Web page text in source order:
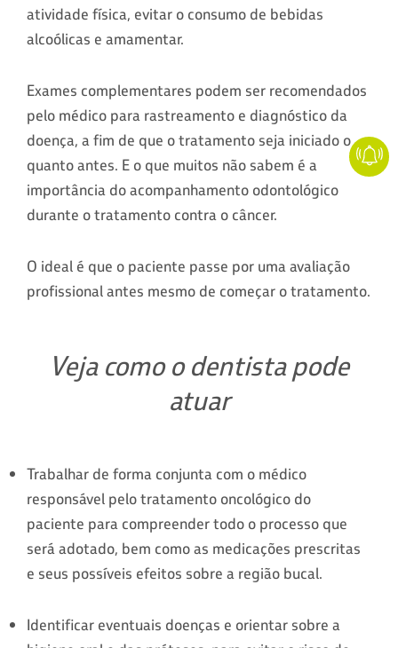
atividade física, evitar o consumo de bebidas
alcoólicas e amamentar.
Exames complementares podem ser recomendados
pelo médico para rastreamento e diagnóstico da
doença, a fim de que o tratamento seja iniciado o
quanto antes. E o que muitos não sabem é a
importância do acompanhamento odontológico
durante o tratamento contra o câncer.
O ideal é que o paciente passe por uma avaliação
profissional antes mesmo de começar o tratamento.
Veja como o dentista pode
atuar
Trabalhar de forma conjunta com o médico
responsável pelo tratamento oncológico do
paciente para compreender todo o processo que
será adotado, bem como as medicações prescritas
e seus possíveis efeitos sobre a região bucal.
Identificar eventuais doenças e orientar sobre a